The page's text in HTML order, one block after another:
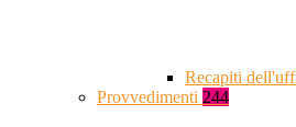
Recapiti
Provvedimenti 244